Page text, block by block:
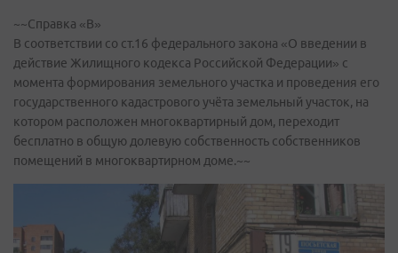
~~Справка «В»
В соответствии со ст.16 федерального закона «О введении в
действие Жилищного кодекса Российской Федерации» с
момента формирования земельного участка и проведения его
государственного кадастрового учёта земельный участок, на
котором расположен многоквартирный дом, переходит
бесплатно в общую долевую собственность собственников
помещений в многоквартирном доме.~~